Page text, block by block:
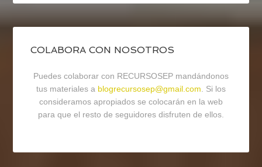
COLABORA CON NOSOTROS
Puedes colaborar con RECURSOSEP mandándonos
tus materiales a blogrecursosep@gmail.com. Si los
consideramos apropiados se colocarán en la web
para que el resto de seguidores disfruten de ellos.